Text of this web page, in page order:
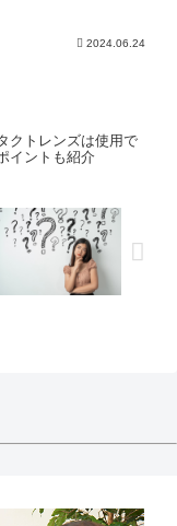
2024.06.24
クトレンズは使用で
イントも紹介